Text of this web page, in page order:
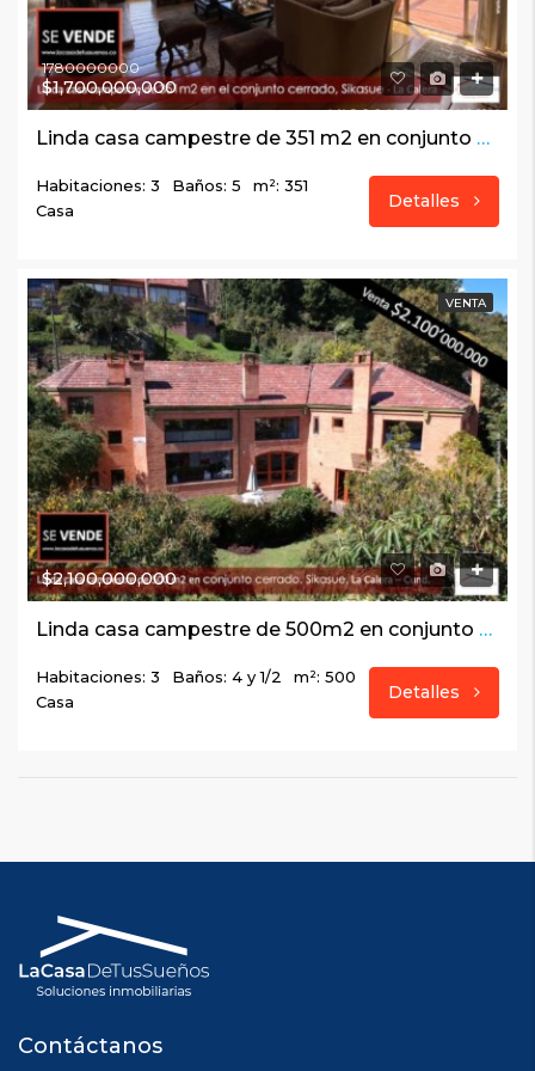
1780000000
$1,700,000,000
Linda casa campestre de 351 m2 en conjunto cerrado, Sikasue – La Calera
Habitaciones: 3 Baños: 5
m²: 351
Casa
Detalles
VENTA
$2,100,000,000
Linda casa campestre de 500m2 en conjunto cerrado Sikasue, La Calera – Cundinamarca
Habitaciones: 3 Baños: 4 y 1/2
m²: 500
Casa
Detalles
Contáctanos